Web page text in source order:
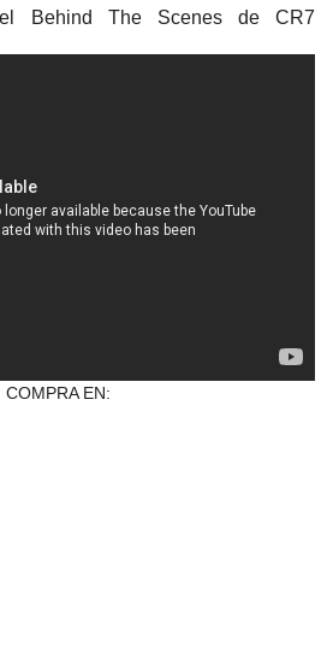
Behind The Scenes de CR7
COMPRA EN: